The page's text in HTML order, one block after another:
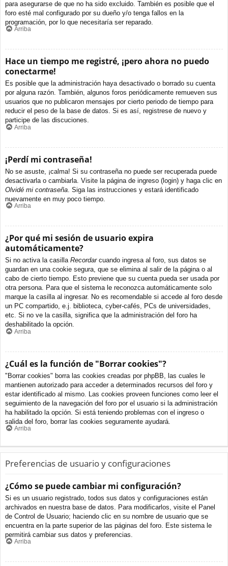
para asegurarse de que no ha sido excluido. También es posible que el
foro esté mal configurado por su dueño y/o tenga fallos en la
programación, por lo que necesitaría ser reparado.
Arriba
Hace un tiempo me registré, ¡pero ahora no puedo
conectarme!
Es posible que la administración haya desactivado o borrado su cuenta
por alguna razón. También, algunos foros periódicamente remueven sus
usuarios que no publicaron mensajes por cierto periodo de tiempo para
reducir el peso de la base de datos. Si es así, registrese de nuevo y
participe de las discuciones.
Arriba
¡Perdí mi contraseña!
No se asuste, ¡calma! Si su contraseña no puede ser recuperada puede
desactivarla o cambiarla. Visite la página de ingreso (login) y haga clic en
Olvidé mi contraseña . Siga las instrucciones y estará identificado
nuevamente en muy poco tiempo.
Arriba
¿Por qué mi sesión de usuario expira
automáticamente?
Si no activa la casilla Recordarcuando ingresa al foro, sus datos se
guardan en una cookie segura, que se elimina al salir de la página o al
cabo de cierto tiempo. Esto previene que su cuenta pueda ser usada por
otra persona. Para que el sistema le reconozca automáticamente solo
marque la casilla al ingresar. No es recomendable si accede al foro desde
un PC compartido, e.j. biblioteca, cyber-cafés, PCs de universidades,
etc. Si no ve la casilla, significa que la administración del foro ha
deshabilitado la opción.
Arriba
¿Cuál es la función de "Borrar cookies"?
"Borrar cookies" borra las cookies creadas por phpBB, las cuales le
mantienen autorizado para acceder a determinados recursos del foro y
estar identificado al mismo. Las cookies proveen funciones como leer el
seguimiento de la navegación del foro por el usuario si la administración
ha habilitado la opción. Si está teniendo problemas con el ingreso o
salida del foro, borrar las cookies seguramente ayudará.
Arriba
Preferencias de usuario y configuraciones
¿Cómo se puede cambiar mi configuración?
Si es un usuario registrado, todos sus datos y configuraciones están
archivados en nuestra base de datos. Para modificarlos, visite el Panel
de Control de Usuario; haciendo clic en su nombre de usuario que se
encuentra en la parte superior de las páginas del foro. Este sistema le
permitirá cambiar sus datos y preferencias.
Arriba